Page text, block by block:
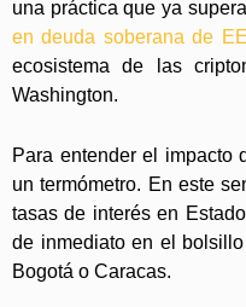
una práctica que ya
en deuda soberana de
ecosistema de las
Washington.
Para entender el impacto
un termómetro. En este
tasas de interés en
de inmediato en el
Bogotá o Caracas.